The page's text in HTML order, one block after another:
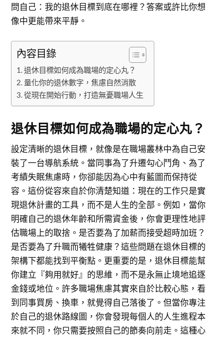
問自己：我的退休目標到底在哪裡？答案或許比你想
像中更能帶來平靜。
內容目錄
退休目標如何成為職場的定心丸？
量化你的退休數字，焦慮自然消散
從現在開始行動，打造無憂職場人生
退休目標如何成為職場的定心丸？
設定清晰的退休目標，就像是在職場叢林中為自己安
裝了一台導航系統。當同事為了升遷勾心鬥角、為了
考績失眠焦慮時，你卻能因為心中有藍圖而保持從
容。這份從容來自於你清楚知道：現在的工作只是實
現退休計畫的工具，而不是人生的全部。例如，當你
明確自己的退休年齡和所需資金後，你會更理性地評
估職場上的取捨。是否要為了加薪而接受超時加班？
是否要為了升職而犧牲健康？這些問題在退休目標的
架構下都能找到平衡點。更重要的是，退休目標能幫
你建立『夠用就好』的思維，而不是永無止境地追逐
金錢或地位。許多職場焦慮其實來自於比較心態，看
到同事買房、換車，就覺得自己落後了。但當你專注
於自己的退休路線圖，你會發現每個人的人生進程本
來就不同，你只需要按照自己的節奏向前走。這種心